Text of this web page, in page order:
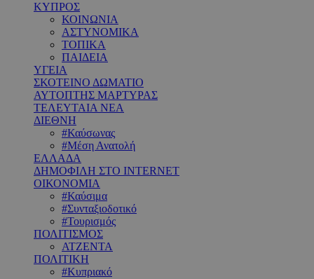
ΚΥΠΡΟΣ
ΚΟΙΝΩΝΙΑ
ΑΣΤΥΝΟΜΙΚΑ
ΤΟΠΙΚΑ
ΠΑΙΔΕΙΑ
ΥΓΕΙΑ
ΣΚΟΤΕΙΝΟ ΔΩΜΑΤΙΟ
ΑΥΤΟΠΤΗΣ ΜΑΡΤΥΡΑΣ
ΤΕΛΕΥΤΑΙΑ ΝΕΑ
ΔΙΕΘΝΗ
#Καύσωνας
#Μέση Ανατολή
ΕΛΛΑΔΑ
ΔΗΜΟΦΙΛΗ ΣΤΟ INTERNET
ΟΙΚΟΝΟΜΙΑ
#Καύσιμα
#Συνταξιοδοτικό
#Τουρισμός
ΠΟΛΙΤΙΣΜΟΣ
ΑΤΖΕΝΤΑ
ΠΟΛΙΤΙΚΗ
#Κυπριακό